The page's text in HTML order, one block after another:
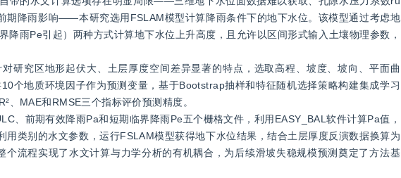
期降雨影响——本研究选用FSLAM模型计算降雨条件下的地下水位。该模型通过考虑地
雨Pe引起）两种方式计算地下水位上升高度，且允许以区间形式输入土壤物理参数，
研究区地形起伏大、土层厚度空间差异显著的特点，选取高程、坡度、坡向、平面曲
个地质环境因子作为预测变量，基于Bootstrap抽样和特征随机选择策略构建集成学习
、MAE和RMSE三个指标评价预测精度。
、前期有效降雨Pa和短期临界降雨Pe五个栅格文件，利用EASY_BAL软件计算Pa值，
类别的水文参数，运行FSLAM模型获得地下水位结果，结合土层厚度反演数据换算为
流程实现了水文计算与力学分析的有机耦合，为后续滑坡失稳规模预测奠定了方法基